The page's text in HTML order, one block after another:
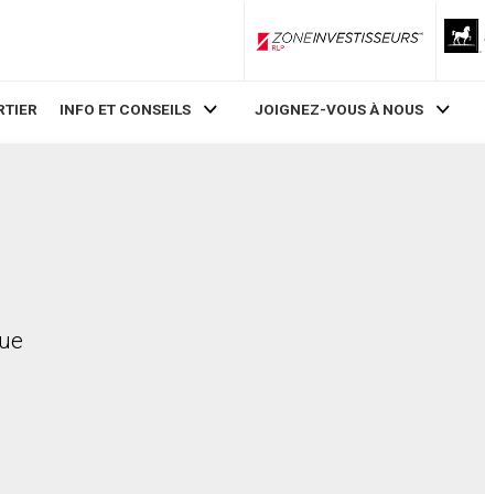
ZoneInvestisseurs RLP
INFO ET CONSEILS JOIGNEZ-VOUS À NOUS